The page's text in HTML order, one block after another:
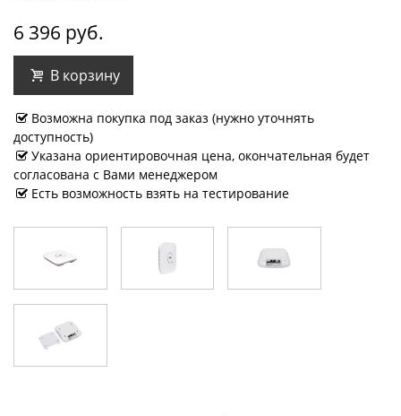
6 396 руб.
В корзину
Возможна покупка под заказ (нужно уточнять
доступность)
Указана ориентировочная цена, окончательная будет
согласована с Вами менеджером
Есть возможность взять на тестирование